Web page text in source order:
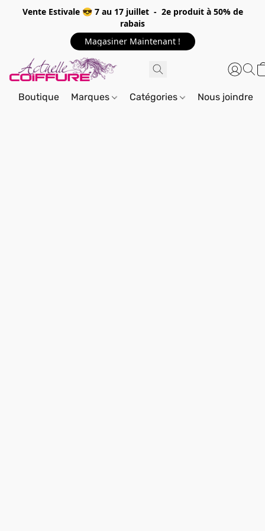
Vente Estivale 😎 7 au 17 juillet - 2e produit à 50% de
rabais
Magasiner Maintenant !
Boutique Marques Catégories Nous joindre